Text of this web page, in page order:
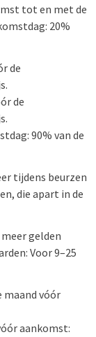
tot en met de
20%
de
de
90% van de
tijdens beurzen
die apart in de
gelden
Voor 9–25
maand vóór
aankomst: